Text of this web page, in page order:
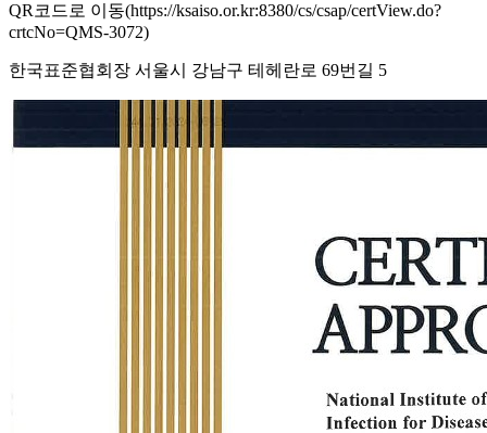
QR코드로 이동(https://ksaiso.or.kr:8380/cs/csap/certView.do?
crtcNo=QMS-3072)
한국표준협회장 서울시 강남구 테헤란로 69번길 5